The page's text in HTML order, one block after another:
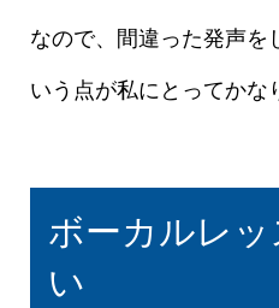
なので、間違った発声を
いう点が私にとってかな
ボーカルレ
い